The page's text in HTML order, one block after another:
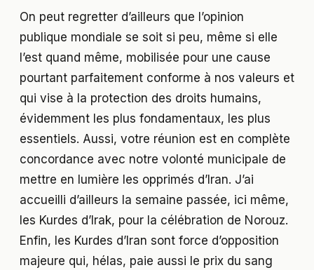
On peut regretter d’ailleurs que l’opinion
publique mondiale se soit si peu, même si elle
l’est quand même, mobilisée pour une cause
pourtant parfaitement conforme à nos valeurs et
qui vise à la protection des droits humains,
évidemment les plus fondamentaux, les plus
essentiels. Aussi, votre réunion est en complète
concordance avec notre volonté municipale de
mettre en lumière les opprimés d’Iran. J’ai
accueilli d’ailleurs la semaine passée, ici même,
les Kurdes d’Irak, pour la célébration de Norouz.
Enfin, les Kurdes d’Iran sont force d’opposition
majeure qui, hélas, paie aussi le prix du sang